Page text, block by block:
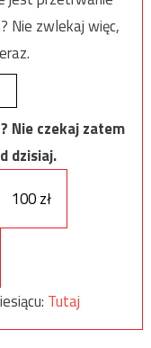
Nie zwlekaj więc,
Nie czekaj zatem
dzisiaj.
100 zł
Tutaj